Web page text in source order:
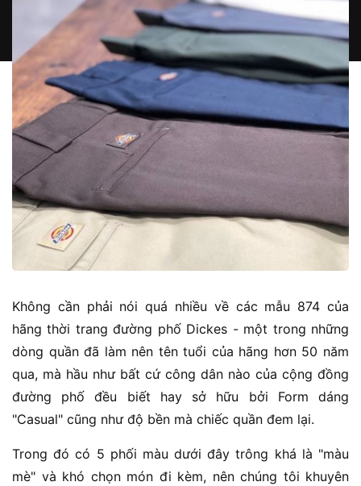
Không cần phải nói quá nhiều về các mẫu 874 của
hãng thời trang đường phố Dickes - một trong những
dòng quần đã làm nên tên tuổi của hãng hơn 50 năm
qua, mà hầu như bất cứ công dân nào của cộng đồng
đường phố đều biết hay sở hữu bởi Form dáng
"Casual" cũng như độ bền mà chiếc quần đem lại.
Trong đó có 5 phối màu dưới đây trông khá là "màu
mè" và khó chọn món đi kèm, nên chúng tôi khuyên